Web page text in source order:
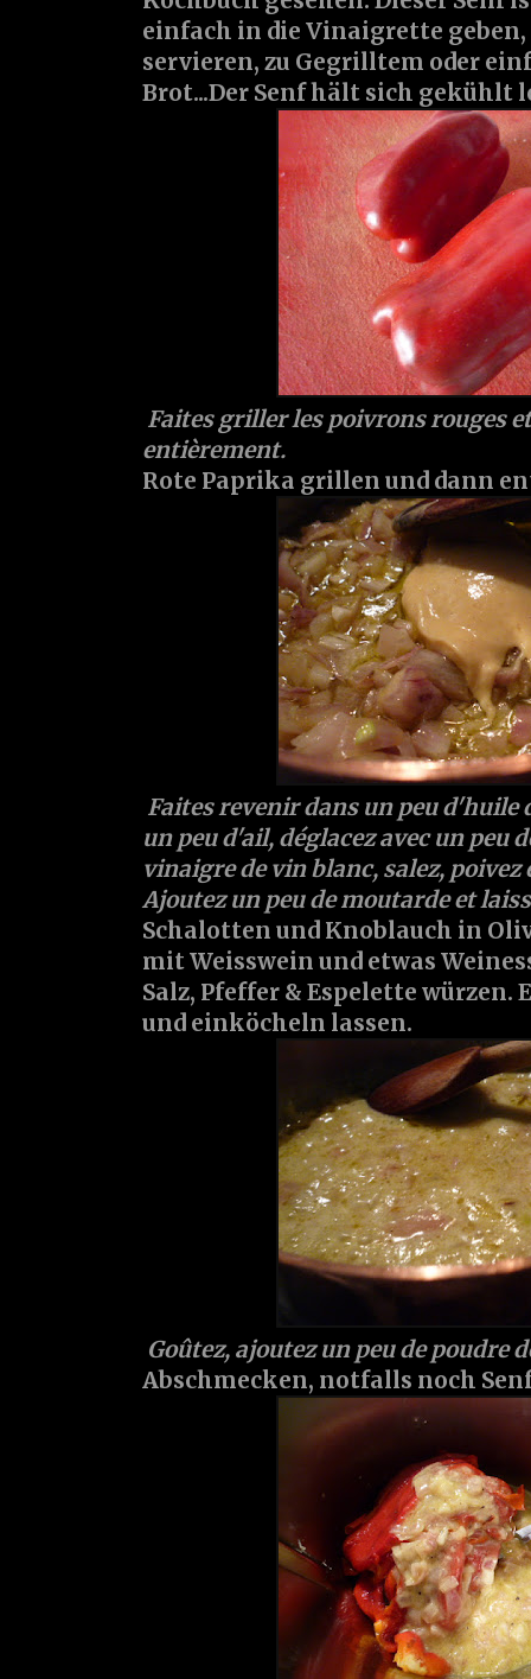
einfach in die Vinaigrette geben,
servieren, zu Gegrilltem oder
Brot...Der Senf hält sich gekühlt
Faites griller les poivrons rouges
entièrement.
Rote Paprika grillen und dann
Faites revenir dans un peu d'huile
un peu d'ail, déglacez avec un peu
vinaigre de vin blanc, salez, poivez
Ajoutez un peu de moutarde et
Schalotten und Knoblauch in
mit Weisswein und etwas
Salz, Pfeffer & Espelette würzen.
und einköcheln lassen.
Goûtez, ajoutez un peu de poudre
Abschmecken, notfalls noch